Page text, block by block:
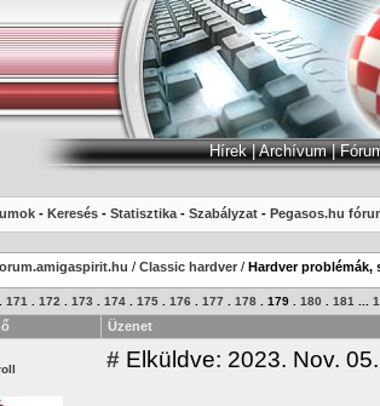
Hírek|Archívum|
- Keresés - Statisztika - Szabályzat - Pegasos.hu
/ Classic hardver / Hardver problémák,
171 172 173 174 175 176 177 178 179 180 181
Üzenet
# Elküldve: 2023. Nov.